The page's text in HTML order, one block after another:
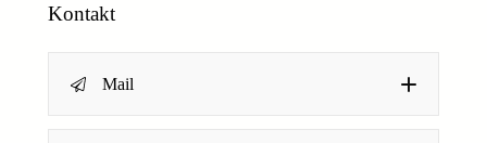
Kontakt
Mail